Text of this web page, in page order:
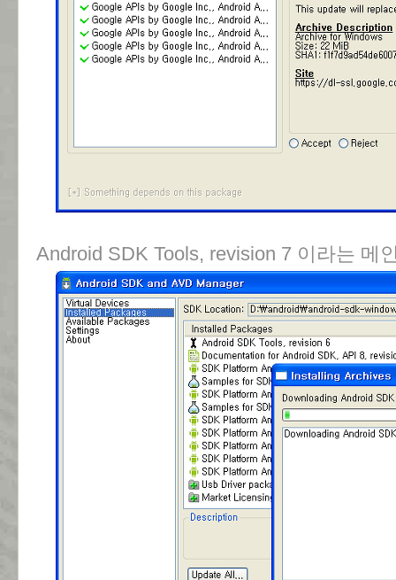
Android SDK Tools, revision 7 이라는 메